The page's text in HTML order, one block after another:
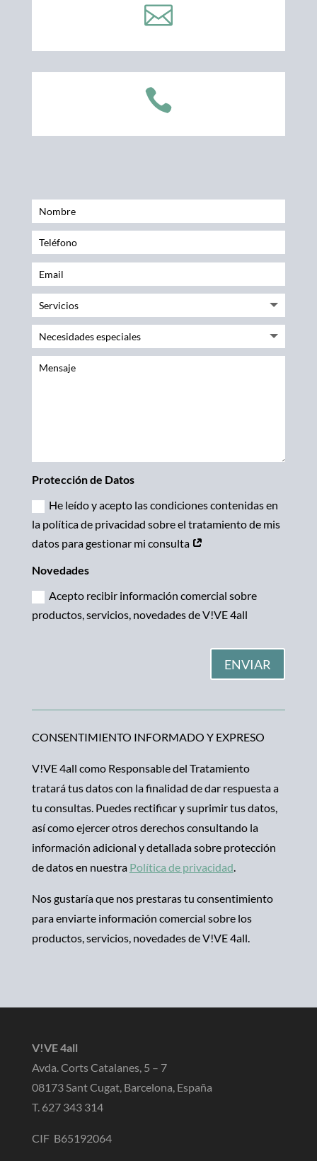


Nombre
Teléfono
Email
Servicios
Necesidades especiales
Mensaje
Protección de Datos
He leído y acepto las condiciones contenidas en
la política de privacidad sobre el tratamiento de mis
datos para gestionar mi consulta
Novedades
Acepto recibir información comercial sobre
productos, servicios, novedades de V!VE 4all
ENVIAR
CONSENTIMIENTO INFORMADO Y EXPRESO
V!VE 4all como Responsable del Tratamiento
tratará tus datos con la finalidad de dar respuesta a
tu consultas. Puedes rectificar y suprimir tus datos,
así como ejercer otros derechos consultando la
información adicional y detallada sobre protección
de datos en nuestra Política de privacidad.
Nos gustaría que nos prestaras tu consentimiento
para enviarte información comercial sobre los
productos, servicios, novedades de V!VE 4all.
V!VE 4all
Avda. Corts Catalanes, 5 – 7
08173 Sant Cugat, Barcelona, España
T. 627 343 314
CIF B65192064